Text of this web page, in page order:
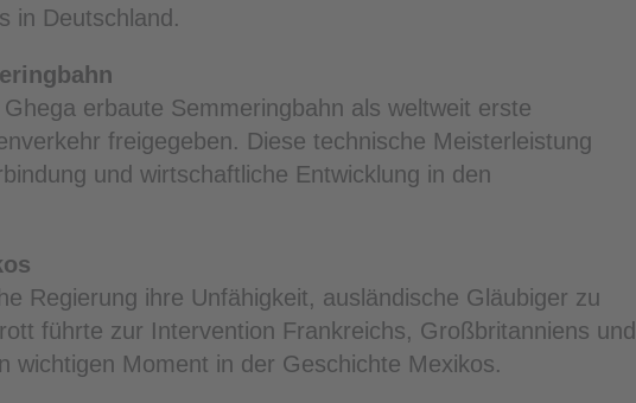
in Deutschland.
erbaute Semmeringbahn als weltweit erste
freigegeben. Diese technische Meisterleistung
und wirtschaftliche Entwicklung in den
Regierung ihre Unfähigkeit, ausländische Gläubiger zu
führte zur Intervention Frankreichs, Großbritanniens und
wichtigen Moment in der Geschichte Mexikos.